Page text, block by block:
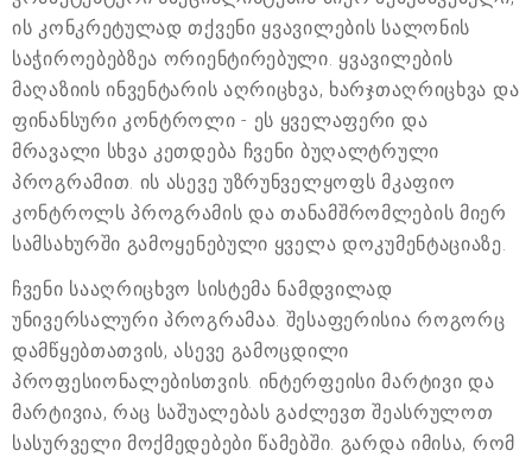
ის კონკრეტულად თქვენი ყვავილების სალონის
საჭიროებებზეა ორიენტირებული. ყვავილების
მაღაზიის ინვენტარის აღრიცხვა, ხარჯთაღრიცხვა და
ფინანსური კონტროლი - ეს ყველაფერი და
მრავალი სხვა კეთდება ჩვენი ბუღალტრული
პროგრამით. ის ასევე უზრუნველყოფს მკაფიო
კონტროლს პროგრამის და თანამშრომლების მიერ
სამსახურში გამოყენებული ყველა დოკუმენტაციაზე.
ჩვენი სააღრიცხვო სისტემა ნამდვილად
უნივერსალური პროგრამაა. შესაფერისია როგორც
დამწყებთათვის, ასევე გამოცდილი
პროფესიონალებისთვის. ინტერფეისი მარტივი და
მარტივია, რაც საშუალებას გაძლევთ შეასრულოთ
სასურველი მოქმედებები წამებში. გარდა იმისა, რომ